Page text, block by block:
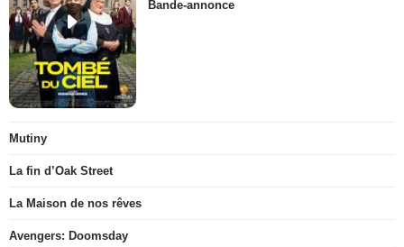
Bande-annonce
Mutiny
La fin d’Oak Street
La Maison de nos rêves
Avengers: Doomsday